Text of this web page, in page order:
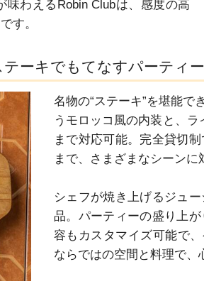
わえるRobin Clubは、感度の高
す。
テーキでもてなすパーティ
名物の“ステーキ”を堪能で
うモロッコ風の内装と、
まで対応可能。完全貸切
まで、さまざまなシーンに
シェフが焼き上げるジュ
品。パーティーの盛り上
容もカスタマイズ可能で
ならではの空間と料理で、